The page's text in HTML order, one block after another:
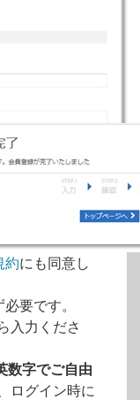
約にも同意し
要です。
入力くださ
数字でご自由
ログイン時に